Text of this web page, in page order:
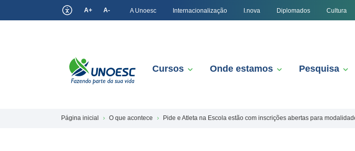
A+ A- A Unoesc Internacionalização I.nova Diplomados Cultura
Cursos Onde estamos Pesquisa
Página inicial O que acontece Pide e Atleta na Escola estão com inscrições abertas para